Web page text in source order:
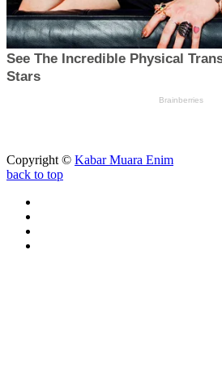
Copyright © Kabar Muara Enim
back to top